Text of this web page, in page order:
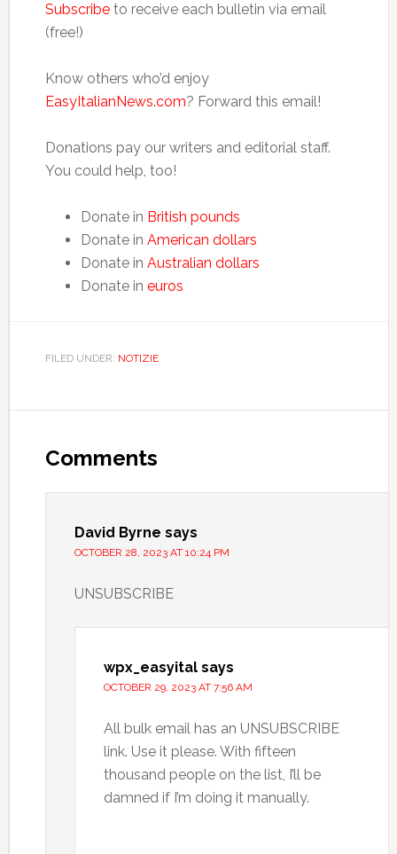
Subscribeto receive each bulletin via email
(free!)
Know others who’d enjoy
EasyItalianNews.com? Forward this email!
Donations pay our writers and editorial staff.
You could help, too!
Donate in British pounds
Donate in American dollars
Donate in Australian dollars
Donate in euros
FILED UNDER: NOTIZIE
Comments
David Byrne says
OCTOBER 28, 2023 AT 10:24 PM
UNSUBSCRIBE
wpx_easyital says
OCTOBER 29, 2023 AT 7:56 AM
All bulk email has an UNSUBSCRIBE
link. Use it please. With fifteen
thousand people on the list, I’ll be
damned if I’m doing it manually.